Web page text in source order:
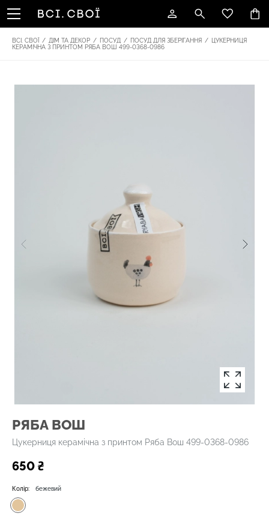
ВСІ. СВОЇ / ДІМ ТА ДЕКОР / ПОСУД / ПОСУД ДЛЯ ЗБЕРІГАННЯ /
ЦУКЕРНИЦЯ
КЕРАМІЧНА З ПРИНТОМ РЯБА ВОШ 499-0368-0986
РЯБА ВОШ
Цукерниця керамічна з принтом Ряба Вош 499-0368-0986
650 ₴
Колір: бежевий